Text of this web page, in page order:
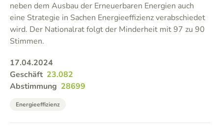
neben dem Ausbau der Erneuerbaren Energien auch
eine Strategie in Sachen Energieeffizienz verabschiedet
wird. Der Nationalrat folgt der Minderheit mit 97 zu 90
Stimmen.
17.04.2024
Geschäft 23.082
Abstimmung 28699
Energieeffizienz